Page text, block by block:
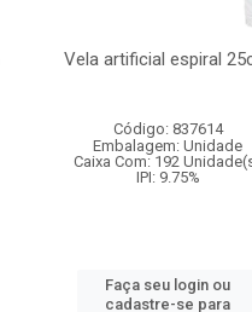
Vela artificial espiral
Código: 837614
Embalagem: Unidade
Caixa Com: 192
IPI: 9.75%
Faça seu login ou
cadastre-se para